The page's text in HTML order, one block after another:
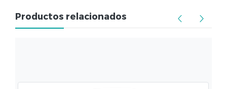
Productos relacionados